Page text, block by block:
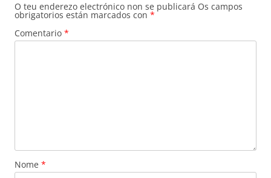
O teu enderezo electrónico non se publicará Os campos
obrigatorios están marcados con *
Comentario *
Nome *